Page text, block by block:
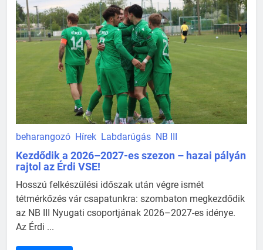
beharangozó Hírek Labdarúgás NB III
Kezdődik a 2026–2027-es szezon – hazai pályán
rajtol az Érdi VSE!
Hosszú felkészülési időszak után végre ismét
tétmérkőzés vár csapatunkra: szombaton megkezdődik
az NB III Nyugati csoportjának 2026–2027-es idénye.
Az Érdi ...